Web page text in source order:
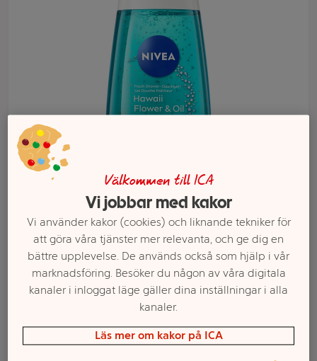
Välj butik och handla
Sortimentet kan variera mellan butikerna
Välkommen till ICA
Vi jobbar med kakor
Vi använder kakor (cookies) och liknande tekniker för
att göra våra tjänster mer relevanta, och ge dig en
bättre upplevelse. De används också som hjälp i vår
marknadsföring. Besöker du någon av våra digitala
kanaler i inloggat läge gäller dina inställningar i alla
kanaler.
Läs mer om kakor på ICA